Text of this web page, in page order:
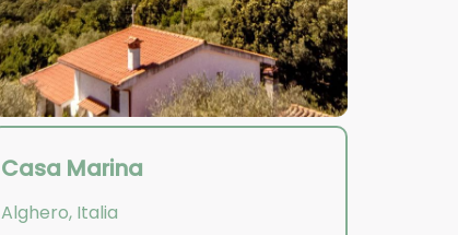
Casa Marina
Alghero, Italia